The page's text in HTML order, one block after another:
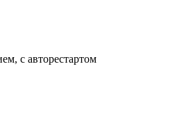
с авторестартом